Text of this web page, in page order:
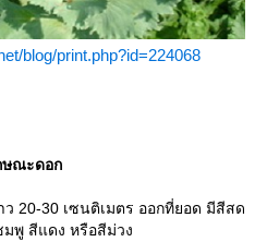
blog/print.php?id=224068
ษณะดอก
ว 20-30 เซนติเมตร ออกที่ยอด มีสีสด
พู สีแดง หรือสีม่วง